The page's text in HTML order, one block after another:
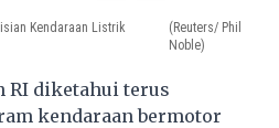
Kendaraan Listrik
(Reuters/ Phil
Noble)
RI diketahui terus
kendaraan bermotor